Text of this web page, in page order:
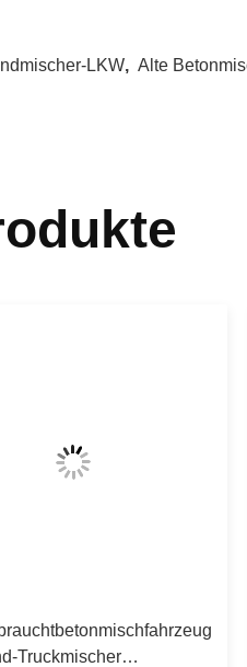
LKW, Alte
Truckmischer